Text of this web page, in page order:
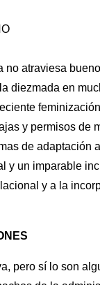
no atraviesa
diezmada en
y permisos de
de adaptación
y un imparable
y a la
pero sí lo son